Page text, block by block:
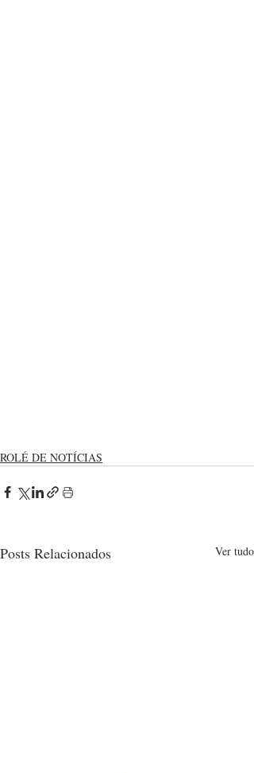
ROLÉ DE NOTÍCIAS
Posts Relacionados Ver tudo